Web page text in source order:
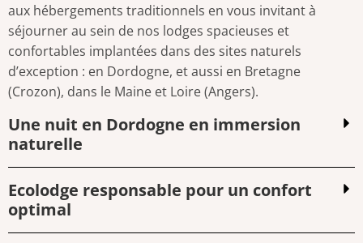
aux hébergements traditionnels en vous invitant à
séjourner au sein de nos lodges spacieuses et
confortables implantées dans des sites naturels
d’exception : en Dordogne, et aussi en Bretagne
(Crozon), dans le Maine et Loire (Angers).
Une nuit en Dordogne en immersion
naturelle
Ecolodge responsable pour un confort
optimal